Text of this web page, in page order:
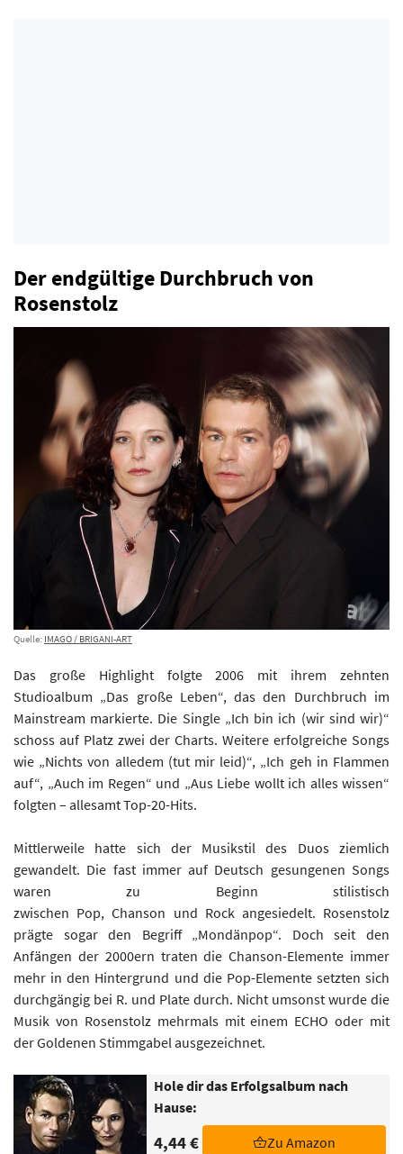
Der endgültige Durchbruch von
Rosenstolz
Quelle: IMAGO / BRIGANI-ART
Das große Highlight folgte 2006 mit ihrem zehnten
Studioalbum „Das große Leben“, das den Durchbruch im
Mainstream markierte. Die Single „Ich bin ich (wir sind wir)“
schoss auf Platz zwei der Charts. Weitere erfolgreiche Songs
wie „Nichts von alledem (tut mir leid)“, „Ich geh in Flammen
auf“, „Auch im Regen“ und „Aus Liebe wollt ich alles wissen“
folgten – allesamt Top-20-Hits.
Mittlerweile hatte sich der Musikstil des Duos ziemlich
gewandelt. Die fast immer auf Deutsch gesungenen Songs
waren zu Beginn stilistisch
zwischen Pop, Chanson und Rock angesiedelt. Rosenstolz
prägte sogar den Begriff „Mondänpop“. Doch seit den
Anfängen der 2000ern traten die Chanson-Elemente immer
mehr in den Hintergrund und die Pop-Elemente setzten sich
durchgängig bei R. und Plate durch. Nicht umsonst wurde die
Musik von Rosenstolz mehrmals mit einem ECHO oder mit
der Goldenen Stimmgabel ausgezeichnet.
Hole dir das Erfolgsalbum nach
Hause:
4,44 € Zu Amazon